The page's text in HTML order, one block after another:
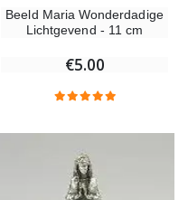
Beeld Maria Wonderdadige
Lichtgevend - 11 cm
€5.00